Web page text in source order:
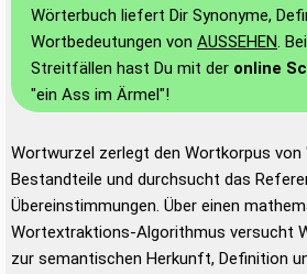
Wörterbuch liefert Dir Synonyme,
Wortbedeutungen von AUSSEHEN.
Streitfällen hast Du mit der online
"ein Ass im Ärmel"!
Wortwurzel zerlegt den Wortkorpus von
Bestandteile und durchsucht das
Übereinstimmungen. Über einen
Wortextraktions-Algorithmus versucht
zur semantischen Herkunft, Definition